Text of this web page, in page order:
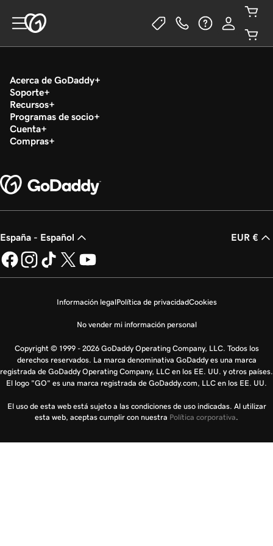
Acerca de GoDaddy
Soporte
Recursos
Programas de socio
Cuenta
Compras
España - Español EUR €
Información legalPolítica de privacidadCookies
No vender mi información personal
Copyright © 1999 - 2026 GoDaddy Operating Company, LLC. Todos los
derechos reservados. La marca denominativa GoDaddy es una marca
registrada de GoDaddy Operating Company, LLC en los EE. UU. y otros países.
El logo "GO" es una marca registrada de GoDaddy.com, LLC en los EE. UU.
El uso de esta web está sujeto a las condiciones de uso indicadas. Al utilizar
esta web, aceptas cumplir con nuestra Política corporativa.